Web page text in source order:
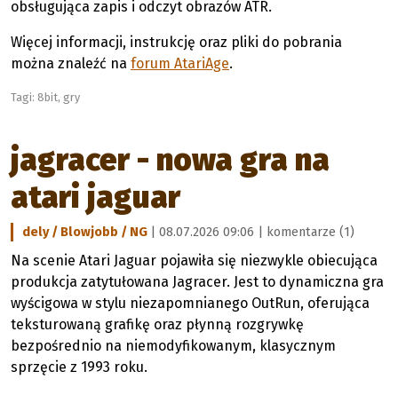
obsługująca zapis i odczyt obrazów ATR.
Więcej informacji, instrukcję oraz pliki do pobrania
można znaleźć na forum AtariAge.
Tagi: 8bit, gry
jagracer - nowa gra na
atari jaguar
dely / Blowjobb / NG | 08.07.2026 09:06 | komentarze (1)
Na scenie Atari Jaguar pojawiła się niezwykle obiecująca
produkcja zatytułowana Jagracer. Jest to dynamiczna gra
wyścigowa w stylu niezapomnianego OutRun, oferująca
teksturowaną grafikę oraz płynną rozgrywkę
bezpośrednio na niemodyfikowanym, klasycznym
sprzęcie z 1993 roku.